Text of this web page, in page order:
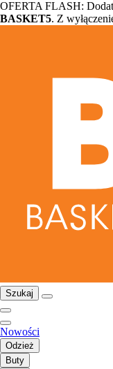
OFERTA FLASH:
BASKET5. Z
Szukaj
Nowości
Odzież
Buty